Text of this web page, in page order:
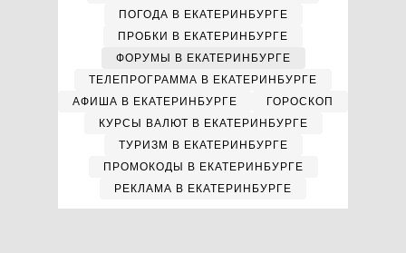
ПОГОДА В ЕКАТЕРИНБУРГЕ
ПРОБКИ В ЕКАТЕРИНБУРГЕ
ФОРУМЫ В ЕКАТЕРИНБУРГЕ
ТЕЛЕПРОГРАММА В ЕКАТЕРИНБУРГЕ
АФИША В ЕКАТЕРИНБУРГЕ
ГОРОСКОП
КУРСЫ ВАЛЮТ В ЕКАТЕРИНБУРГЕ
ТУРИЗМ В ЕКАТЕРИНБУРГЕ
ПРОМОКОДЫ В ЕКАТЕРИНБУРГЕ
РЕКЛАМА В ЕКАТЕРИНБУРГЕ